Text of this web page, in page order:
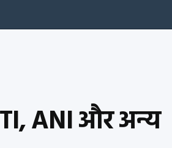
ANI और अन्य